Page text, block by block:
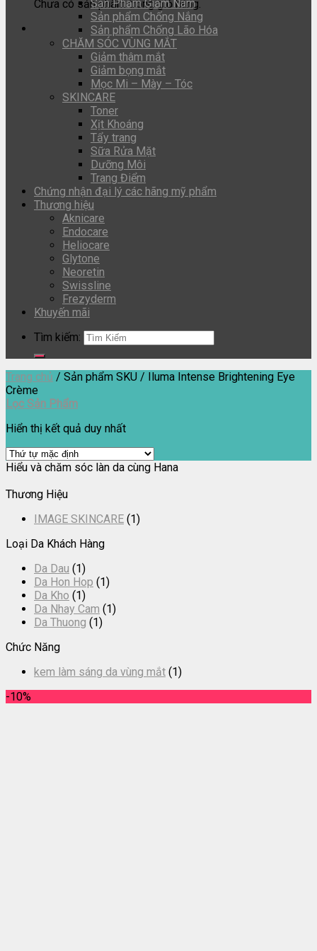
Chưa có sản phẩm trong giỏ hàng.
Sản Phẩm Giảm Nám
Sản phẩm Chống Nắng
Sản phẩm Chống Lão Hóa
CHĂM SÓC VÙNG MẮT
Giảm thâm mắt
Giảm bọng mắt
Mọc Mi – Mày – Tóc
SKINCARE
Toner
Xịt Khoáng
Tẩy trang
Sữa Rửa Mặt
Dưỡng Môi
Trang Điểm
Chứng nhận đại lý các hãng mỹ phẩm
Thương hiệu
Aknicare
Endocare
Heliocare
Glytone
Neoretin
Swissline
Frezyderm
Khuyến mãi
Tìm kiếm:
Trang chủ / Sản phẩm SKU / Iluma Intense Brightening Eye
Crème
Lọc Sản Phẩm
Hiển thị kết quả duy nhất
Hiểu và chăm sóc làn da cùng Hana
Thương Hiệu
IMAGE SKINCARE (1)
Loại Da Khách Hàng
Da Dau (1)
Da Hon Hop (1)
Da Kho (1)
Da Nhay Cam (1)
Da Thuong (1)
Chức Năng
kem làm sáng da vùng mắt (1)
-10%